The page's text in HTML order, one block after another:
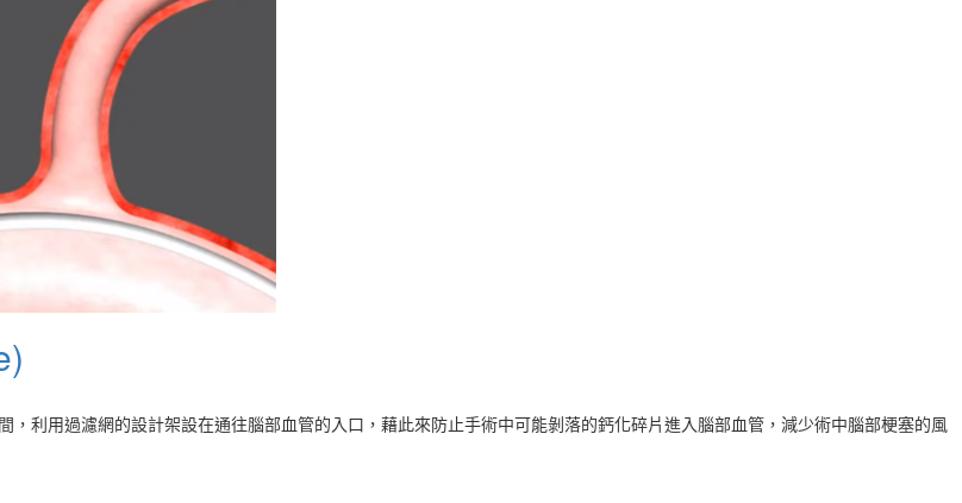
利用過濾網的設計架設在通往腦部血管的入口，藉此來防止手術中可能剝落的鈣化碎片進入腦部血管，減少術中腦部梗塞的風